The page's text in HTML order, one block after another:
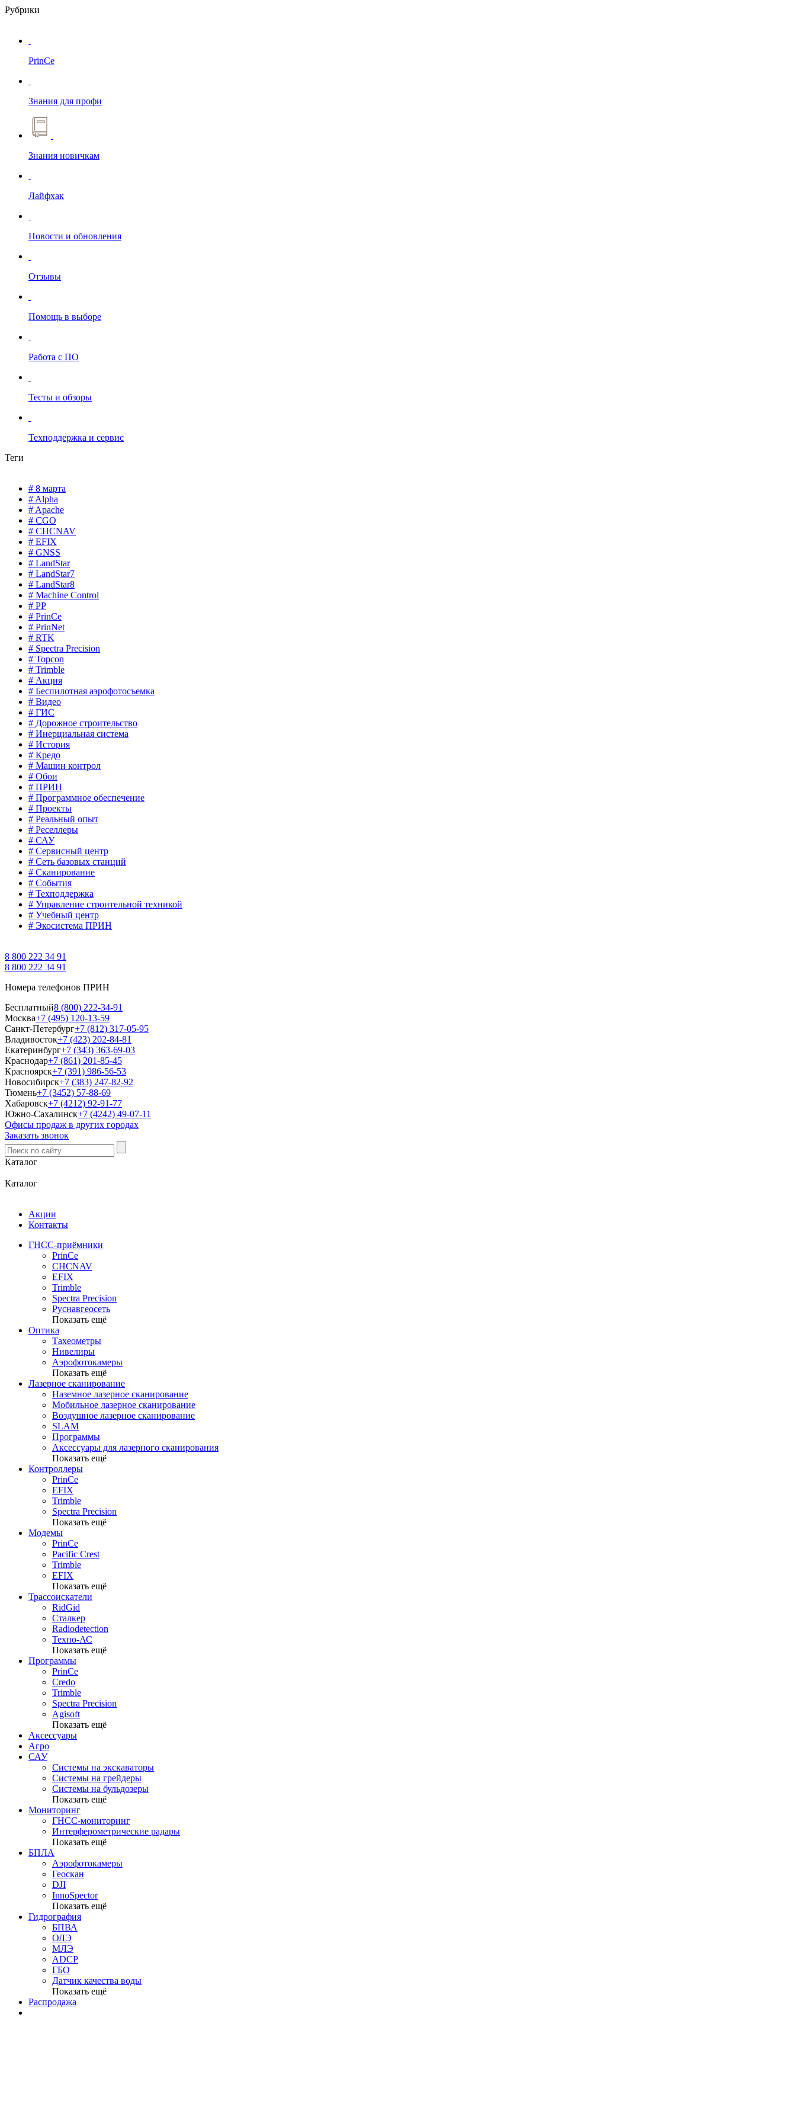
Рубрики
PrinCe
Знания для профи
Знания новичкам
Лайфхак
Новости и обновления
Отзывы
Помощь в выборе
Работа с ПО
Тесты и обзоры
Техподдержка и сервис
Теги
# 8 марта
# Alpha
# Apache
# CGO
# CHCNAV
# EFIX
# GNSS
# LandStar
# LandStar7
# LandStar8
# Machine Control
# PP
# PrinCe
# PrinNet
# RTK
# Spectra Precision
# Topcon
# Trimble
# Акция
# Беспилотная аэрофотосъемка
# Видео
# ГИС
# Дорожное строительство
# Инерциальная система
# История
# Кредо
# Машин контрол
# Обои
# ПРИН
# Программное обеспечение
# Проекты
# Реальный опыт
# Реселлеры
# САУ
# Сервисный центр
# Сеть базовых станций
# Сканирование
# События
# Техподдержка
# Управление строительной техникой
# Учебный центр
# Экосистема ПРИН
8 800 222 34 91
8 800 222 34 91
Номера телефонов ПРИН
Бесплатный8 (800) 222-34-91
Москва+7 (495) 120-13-59
Санкт-Петербург+7 (812) 317-05-95
Владивосток+7 (423) 202-84-81
Екатеринбург+7 (343) 363-69-03
Краснодар+7 (861) 201-85-45
Красноярск+7 (391) 986-56-53
Новосибирск+7 (383) 247-82-92
Тюмень+7 (3452) 57-88-69
Хабаровск+7 (4212) 92-91-77
Южно-Сахалинск+7 (4242) 49-07-11
Офисы продаж в других городах
Заказать звонок
Каталог
Каталог
Акции
Контакты
ГНСС-приёмники
PrinCe
CHCNAV
EFIX
Trimble
Spectra Precision
Руснавгеосеть
Показать ещё
Оптика
Тахеометры
Нивелиры
Аэрофотокамеры
Показать ещё
Лазерное сканирование
Наземное лазерное сканирование
Мобильное лазерное сканирование
Воздушное лазерное сканирование
SLAM
Программы
Аксессуары для лазерного сканирования
Показать ещё
Контроллеры
PrinCe
EFIX
Trimble
Spectra Precision
Показать ещё
Модемы
PrinCe
Pacific Crest
Trimble
EFIX
Показать ещё
Трассоискатели
RidGid
Сталкер
Radiodetection
Техно-АС
Показать ещё
Программы
PrinCe
Credo
Trimble
Spectra Precision
Agisoft
Показать ещё
Аксессуары
Агро
САУ
Системы на экскаваторы
Системы на грейдеры
Системы на бульдозеры
Показать ещё
Мониторинг
ГНСС-мониторинг
Интерферометрические радары
Показать ещё
БПЛА
Аэрофотокамеры
Геоскан
DJI
InnoSpector
Показать ещё
Гидрография
БПВА
ОЛЭ
МЛЭ
ADCP
ГБО
Датчик качества воды
Показать ещё
Распродажа